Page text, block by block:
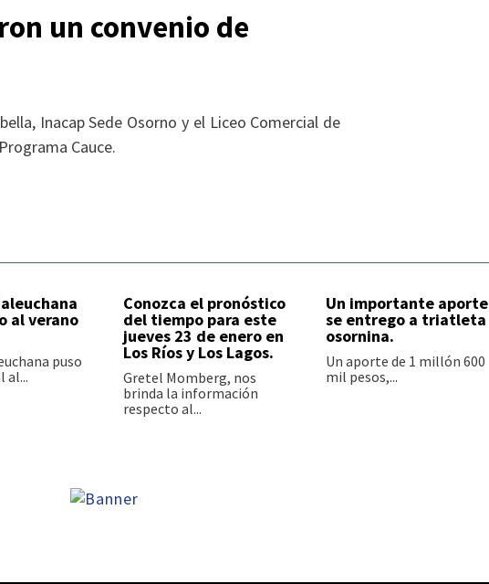
un convenio de
Inacap Sede Osorno y el Liceo Comercial de
Cauce.
al verano
puso
al...
Conozca el pronóstico
del tiempo para este
jueves 23 de enero en
Los Ríos y Los Lagos.
Gretel Momberg, nos
brinda la información
respecto al...
Un importante aporte
se entrego a triatleta
osornina.
Un aporte de 1 millón 600
mil pesos,...